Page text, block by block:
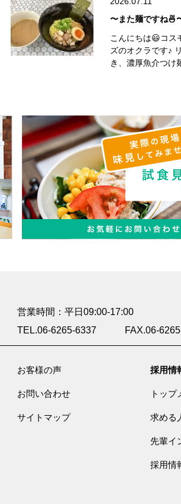
〜また麺ですね🍜
こんにちは😃コス
ズのオクラです♪
き、濃厚魚介つけ
営業時間：平日09:00-17:00
TEL.06-6265-6337
FAX.06-
お客様の声
お問い合わせ
サイトマップ
採用情
トップ
求める
先輩イ
採用情